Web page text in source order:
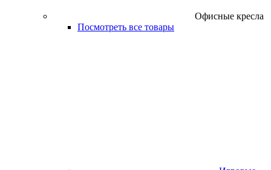
Офисные кресла
Посмотреть все товары